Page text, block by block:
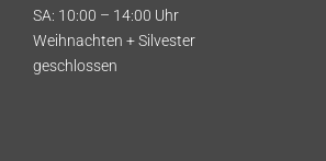
SA: 10:00 – 14:00 Uhr
Weihnachten + Silvester
geschlossen